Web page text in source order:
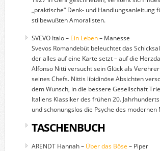
„praktische“ Denk- und Handlungsanleitung
stilbewußten Amoralisten.
SVEVO Italo – Ein Leben– Manesse
Svevos Romandebüt beleuchtet das
der alles auf eine Karte setzt – auf die
Alfonso Nitti versucht sein Glück als
seines Chefs. Nittis libidinöse Absichten
dem Wunsch, in die bessere Gesellschaft
Italiens Klassiker des frühen 20.
und schonungslos die Psyche des modernen
TASCHENBUCH
ARENDT Hannah – Über das Böse – Piper